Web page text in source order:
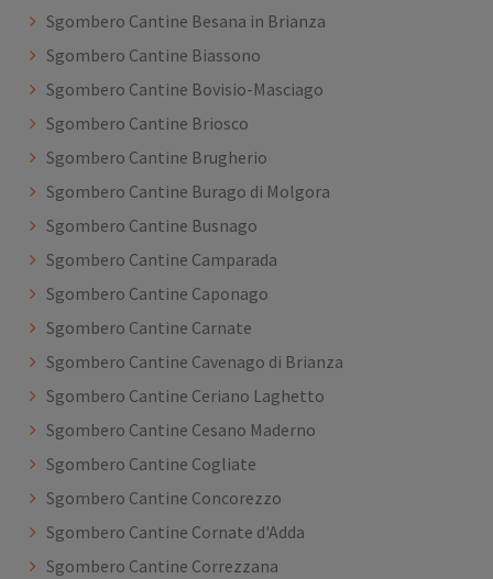
Sgombero Cantine Besana in Brianza
Sgombero Cantine Biassono
Sgombero Cantine Bovisio-Masciago
Sgombero Cantine Briosco
Sgombero Cantine Brugherio
Sgombero Cantine Burago di Molgora
Sgombero Cantine Busnago
Sgombero Cantine Camparada
Sgombero Cantine Caponago
Sgombero Cantine Carnate
Sgombero Cantine Cavenago di Brianza
Sgombero Cantine Ceriano Laghetto
Sgombero Cantine Cesano Maderno
Sgombero Cantine Cogliate
Sgombero Cantine Concorezzo
Sgombero Cantine Cornate d'Adda
Sgombero Cantine Correzzana